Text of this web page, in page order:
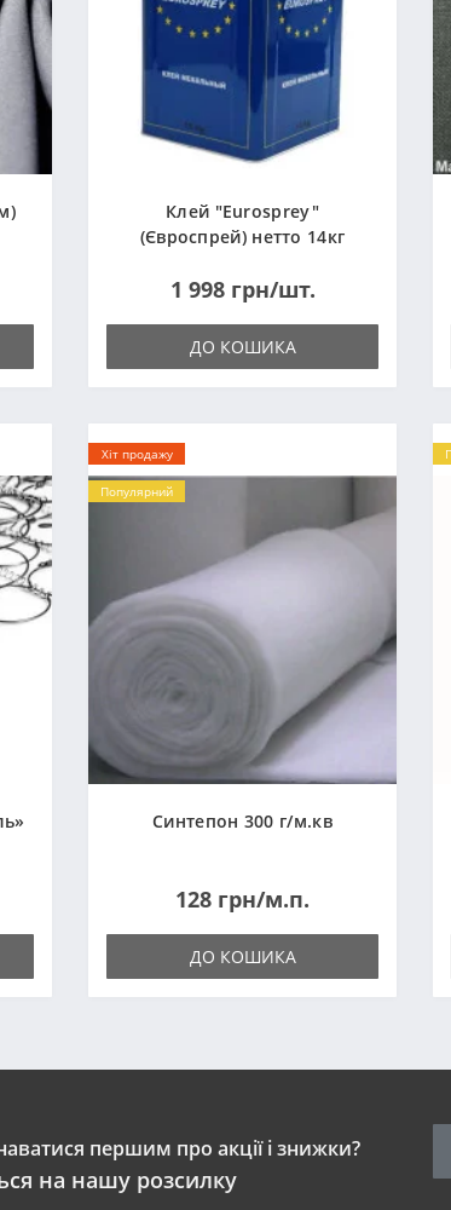
Клей "Eurosprey"
(Євроспрей) нетто 14кг
1 998 грн/шт.
ДО КОШИКА
Хіт продажу
Популярний
Синтепон 300 г/м.кв
128 грн/м.п.
ДО КОШИКА
першим про акції і знижки?
на нашу розсилку